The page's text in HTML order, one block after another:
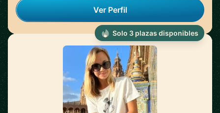
Ver Perfil
Solo 3 plazas disponibles